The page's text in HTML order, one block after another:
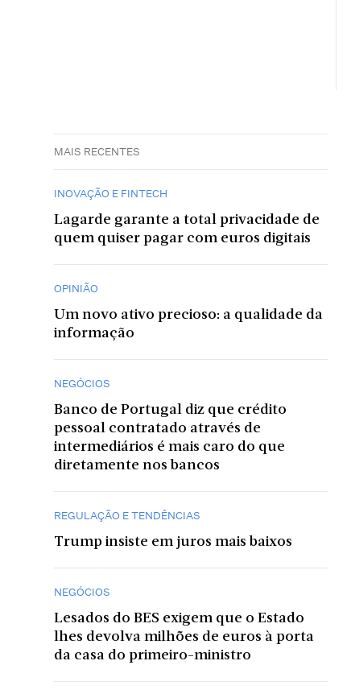
MAIS RECENTES
INOVAÇÃO E FINTECH
Lagarde garante a total privacidade de
quem quiser pagar com euros digitais
OPINIÃO
Um novo ativo precioso: a qualidade da
informação
NEGÓCIOS
Banco de Portugal diz que crédito
pessoal contratado através de
intermediários é mais caro do que
diretamente nos bancos
REGULAÇÃO E TENDÊNCIAS
Trump insiste em juros mais baixos
NEGÓCIOS
Lesados do BES exigem que o Estado
lhes devolva milhões de euros à porta
da casa do primeiro-ministro